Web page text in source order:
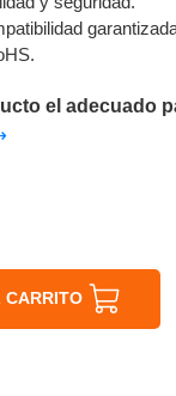
el adecuado
CARRITO